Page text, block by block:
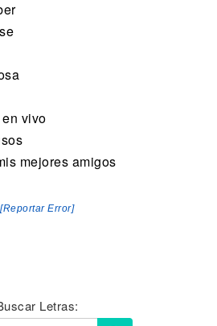
vivo
mejores amigos
[Reportar Error]
Letras: